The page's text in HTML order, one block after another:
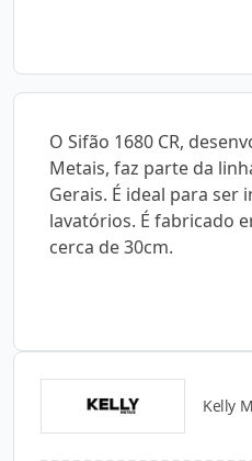
O Sifão 1680 CR,
Metais, faz parte da
Gerais. É ideal para ser
lavatórios. É fabricado
cerca de 30cm.
Kelly
Catálogos